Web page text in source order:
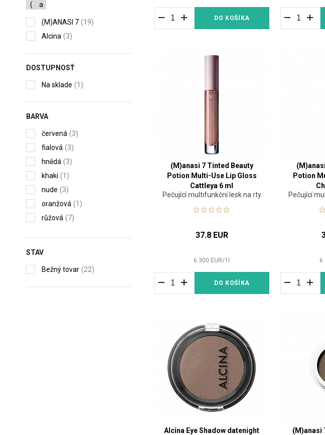
( a
(M)ANASI 7 (19)
Alcina (3)
DOSTUPNOSŤ
Na sklade (1)
STAV
Bežný tovar (22)
BARVA
červená (3)
fialová (3)
hnědá (3)
khaki (1)
nude (3)
oranžová (1)
růžová (7)
DO KOŠÍKA
(M)anasi 7 Tinted Beauty
Potion Multi-Use Lip Gloss
Cattleya 6 ml
Pečující multifunkční lesk na rty
37.8 EUR
6 300 EUR/1
DO KOŠÍKA
Potion
Pečující
6
Alcina Eye Shadow datenight
(M)anasi